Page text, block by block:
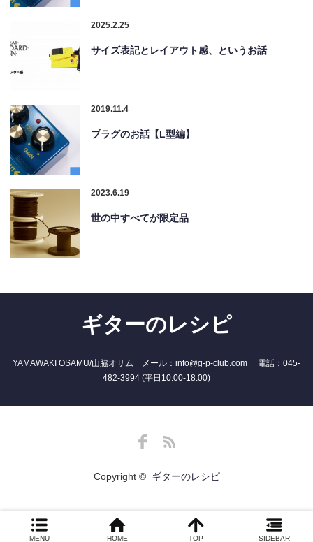
2025.2.25
サイズ表記とレイアウト感、というお話
2019.11.4
プラグのお話【L型編】
2023.6.19
世の中すべてが限定品
ギターのレシピ
YAMAWAKI OSAMU/山脇オサム メール：info@g-p-club.com 電話：045-
482-3994 (平日10:00-18:00)
MENU HOME TOP SIDEBAR
Copyright © ギターのレシピ